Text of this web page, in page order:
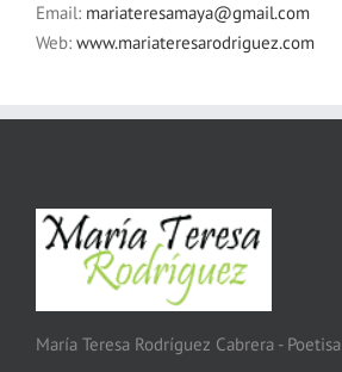
Email: mariateresamaya@gmail.com
Web: www.mariateresarodriguez.com
María Teresa Rodríguez Cabrera - Poetisa